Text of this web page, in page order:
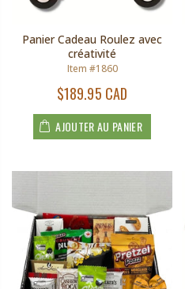
Panier Cadeau Roulez avec
créativité
Item #1860
$189.95 CAD
AJOUTER AU PANIER